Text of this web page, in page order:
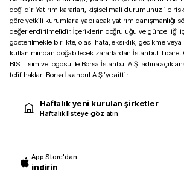
değildir. Yatırım kararları, kişisel mali durumunuz ile
göre yetkili kurumlarla yapılacak yatırım danışmanlığı
değerlendirilmelidir. İçeriklerin doğruluğu ve güncelliği
gösterilmekle birlikte, olası hata, eksiklik, gecikme
kullanımından doğabilecek zararlardan İstanbul Ticaret
BIST isim ve logosu ile Borsa İstanbul A.Ş. adına
telif hakları Borsa İstanbul A.Ş.’ye aittir.
Haftalık yeni kurulan şirketler
Haftalık listeye göz atın
App Store'dan
indirin